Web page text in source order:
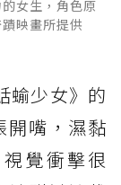
女生，角色原
映畫所提供
蝓少女》的
開嘴，濕黏
覺衝擊很